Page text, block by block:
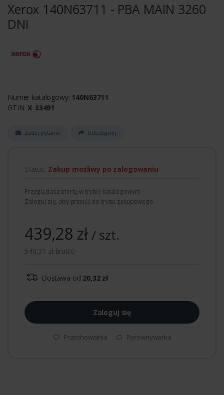
Xerox 140N63711 - PBA MAIN 3260
DNI
Numer katalogowy: 140N63711
GTIN:X_33491
Zadaj pytanie Udostępnij
Status: Zakup możliwy po zalogowaniu
Przeglądasz ofertę w trybie katalogowym.
Zaloguj się, aby przejść do trybu zakupowego.
439,28 zł/ szt.
540,31 zł brutto
Dostawa od 20,32 zł
Zaloguj się
Przechowalnia Porównywarka